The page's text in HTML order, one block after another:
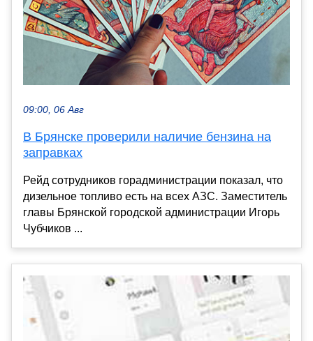
09:00, 06 Авг
В Брянске проверили наличие бензина на
заправках
Рейд сотрудников горадминистрации показал, что
дизельное топливо есть на всех АЗС. Заместитель
главы Брянской городской администрации Игорь
Чубчиков ...